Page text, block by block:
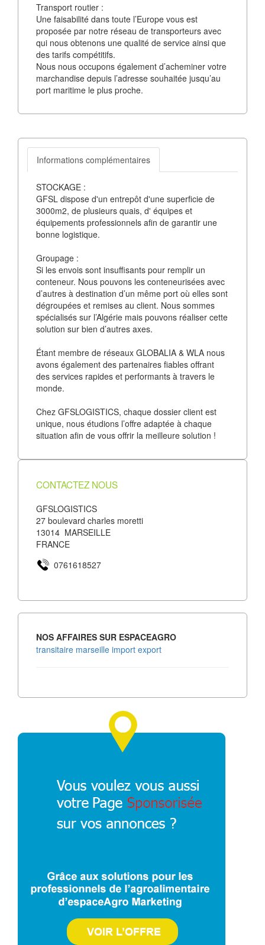
Transport routier :
Une faisabilité dans toute l’Europe vous est
proposée par notre réseau de transporteurs avec
qui nous obtenons une qualité de service ainsi que
des tarifs compétitifs.
Nous nous occupons également d’acheminer votre
marchandise depuis l’adresse souhaitée jusqu’au
port maritime le plus proche.
Informations complémentaires
STOCKAGE :
GFSL dispose d'un entrepôt d'une superficie de
3000m2, de plusieurs quais, d' équipes et
équipements professionnels afin de garantir une
bonne logistique.
Groupage :
Si les envois sont insuffisants pour remplir un
conteneur. Nous pouvons les conteneurisées avec
d’autres à destination d’un même port où elles sont
dégroupées et remises au client. Nous sommes
spécialisés sur l’Algérie mais pouvons réaliser cette
solution sur bien d’autres axes.
Étant membre de réseaux GLOBALIA & WLA nous
avons également des partenaires fiables offrant
des services rapides et performants à travers le
monde.
Chez GFSLOGISTICS, chaque dossier client est
unique, nous étudions l’offre adaptée à chaque
situation afin de vous offrir la meilleure solution !
CONTACTEZ NOUS
GFSLOGISTICS
27 boulevard charles moretti
13014 MARSEILLE
FRANCE
0761618527
NOS AFFAIRES SUR ESPACEAGRO
transitaire marseille import export